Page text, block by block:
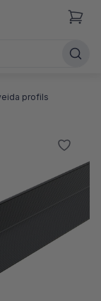
profils